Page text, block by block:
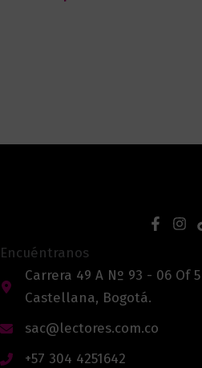
Encuéntranos
Carrera 49 A Nº 93 - 06 Of
Castellana, Bogotá.
sac@lectores.com.co
+57 304 4251642